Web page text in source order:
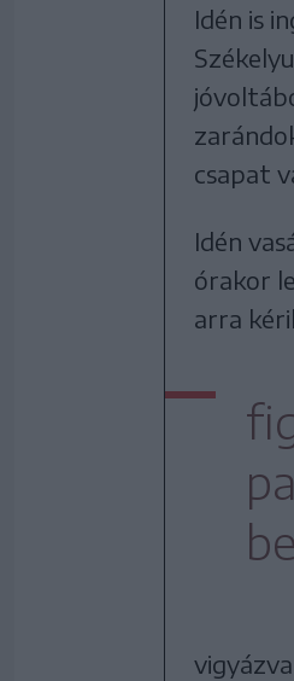
Idén is
csapat
Idén
órakor
arra